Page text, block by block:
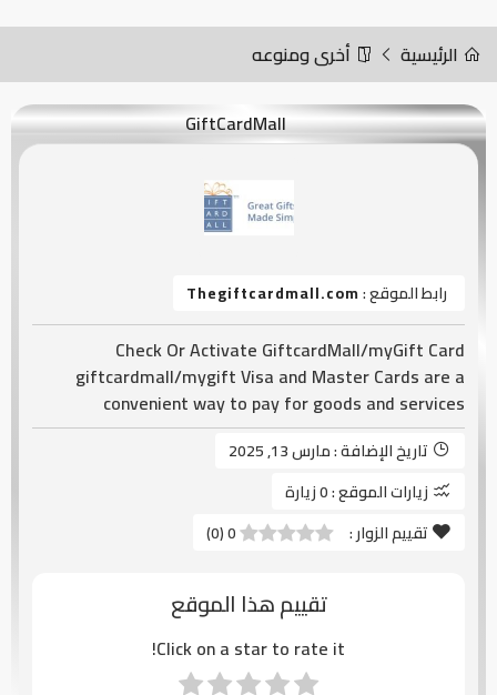
الرئيسية أخرى ومنوعه
GiftCardMall
رابط الموقع :Thegiftcardmall.com
Check Or Activate GiftcardMall/myGift Card
giftcardmall/mygift Visa and Master Cards are a
convenient way to pay for goods and services
تاريخ الإضافة :مارس 13, 2025
زيارات الموقع :0 زيارة
تقييم الزوار :
0
(
0
)
تقييم هذا الموقع
Click on a star to rate it!